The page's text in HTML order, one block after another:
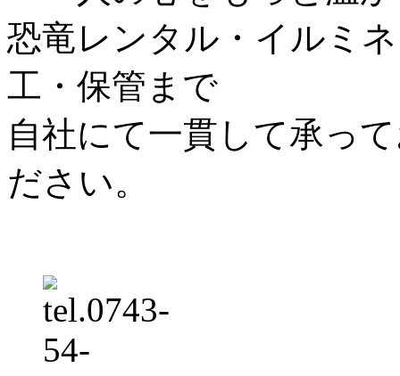
恐竜レンタル・イルミ
工・保管まで
自社にて一貫して承っ
ださい。